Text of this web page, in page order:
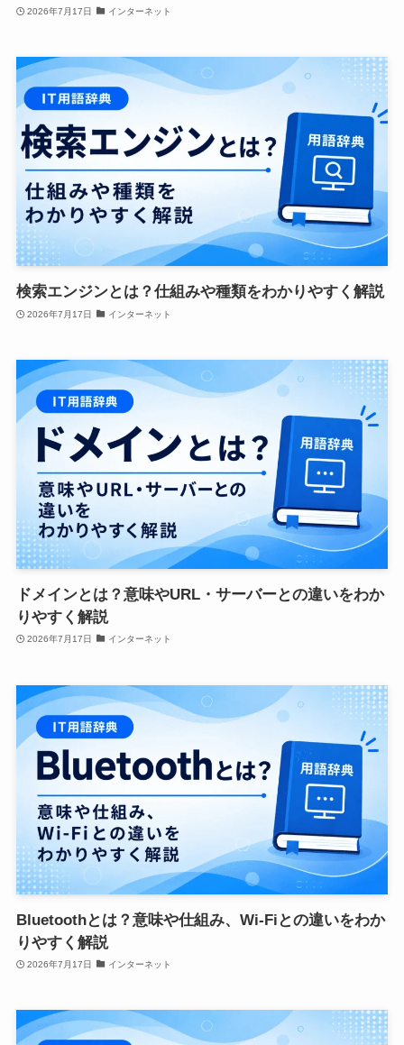
2026年7月17日 インターネット
検索エンジンとは？仕組みや種類をわかりやすく解説
2026年7月17日 インターネット
ドメインとは？意味やURL・サーバーとの違いをわか
りやすく解説
2026年7月17日 インターネット
Bluetoothとは？意味や仕組み、Wi-Fiとの違いをわか
りやすく解説
2026年7月17日 インターネット